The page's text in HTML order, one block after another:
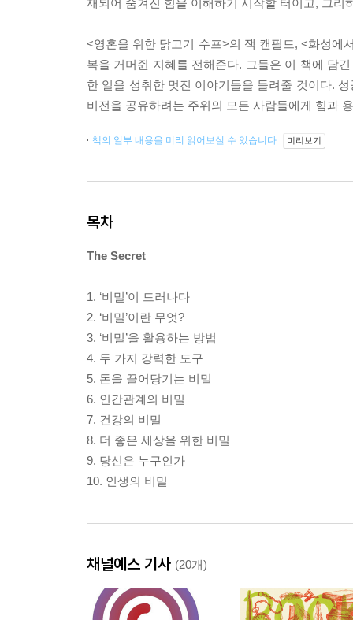
재되어 숨겨진 힘을 이해하기 시작할 터이고, 그리
<영혼을 위한 닭고기 수프>의 잭 캔필드, <화성에
복을 거머쥔 지혜를 전해준다. 그들은 이 책에 담
한 일을 성취한 멋진 이야기들을 들려줄 것이다.
비전을 공유하려는 주위의 모든 사람들에게 힘과
책의 일부 내용을 미리 읽어보실 수 있습니다. 미리보기
목차
The Secret
1. ‘비밀’이 드러나다
2. ‘비밀’이란 무엇?
3. ‘비밀’을 활용하는 방법
4. 두 가지 강력한 도구
5. 돈을 끌어당기는 비밀
6. 인간관계의 비밀
7. 건강의 비밀
8. 더 좋은 세상을 위한 비밀
9. 당신은 누구인가
10. 인생의 비밀
채널예스 기사 (20개)